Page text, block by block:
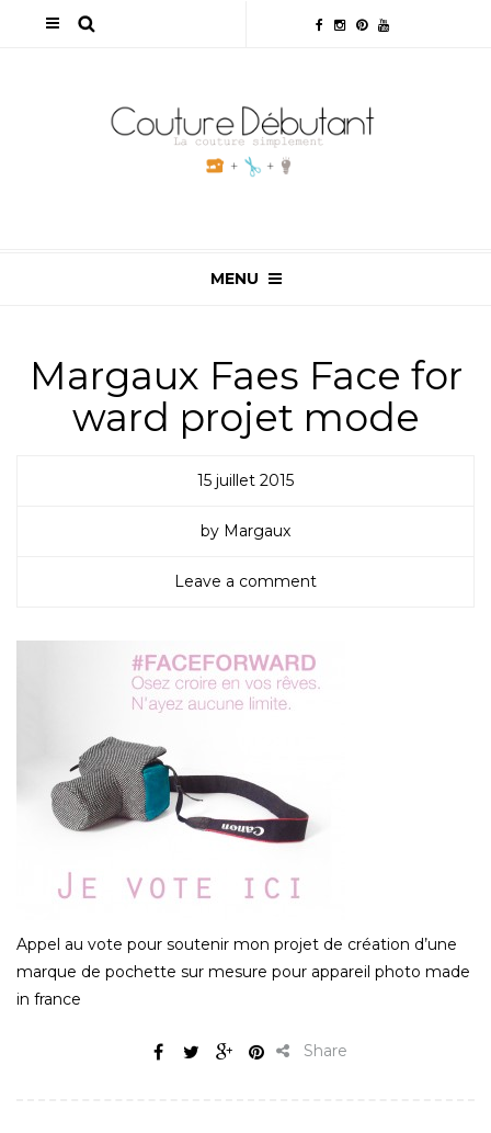
MENU
Margaux Faes Face for
ward projet mode
15 juillet 2015
by Margaux
Leave a comment
Appel au vote pour soutenir mon projet de création d’une
marque de pochette sur mesure pour appareil photo made
in france
Share